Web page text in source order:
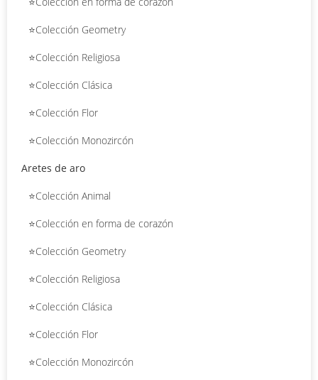
⭐Colección Geometry
⭐Colección Religiosa
⭐Colección Clásica
⭐Colección Flor
⭐Colección Monozircón
Aretes de aro
⭐Colección Animal
⭐Colección en forma de corazón
⭐Colección Geometry
⭐Colección Religiosa
⭐Colección Clásica
⭐Colección Flor
⭐Colección Monozircón